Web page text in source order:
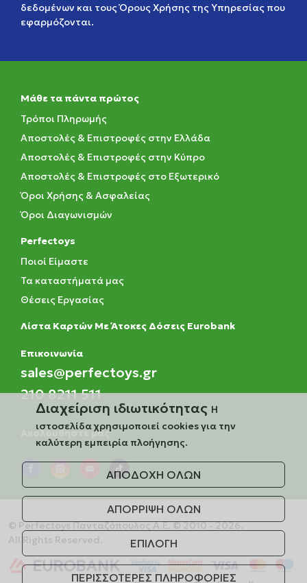
δεδομένων και τουςΌρους Χρήσης της Υπηρεσίας που
εφαρμόζονται.
Μάθε τα πάντα πρώτος
Τρόποι Πληρωμής
Αποστολές & Επιστροφές στην Ελλάδα
Αποστολές & Επιστροφές στην Κύπρο
Αποστολές & Επιστροφές στο Εξωτερικό
Όροι Χρήσης & Ασφαλείας
Όροι Διαγωνισμών
Perfectoys
Ποιοί Είμαστε
Τα καταστήματά μας
Θέσεις Εργασίας
Λίστα Καρτών Με Άτοκες Δόσεις Eurobank
Eπικοινωνία
sales@perfectoys.gr
210 8211 511
Ακολουθήστε μας
© Perfectoys Πανταζόπουλος Α.Ε. © 2010 - 2026.
All Rights Reserved.
Διαχείριση ιδιωτικότητας Η
ιστοσελίδα χρησιμοποιεί cookies για την
καλύτερη εμπειρία πλοήγησης.
ΑΠΟΔΟΧΗ ΟΛΩΝ
ΑΠΟΡΡΙΨΗ ΟΛΩΝ
ΕΠΙΛΟΓΗ
ΠΕΡΙΣΣΟΤΕΡΕΣ ΠΛΗΡΟΦΟΡΙΕΣ